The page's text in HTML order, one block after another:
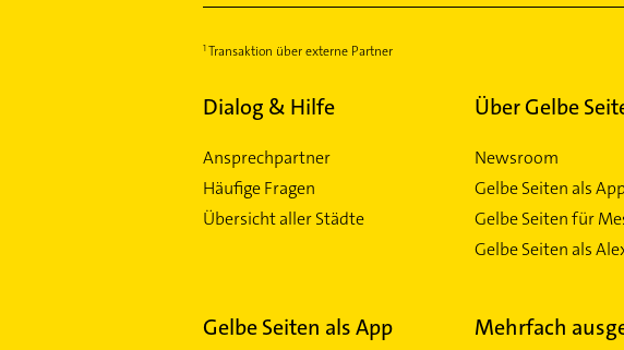
Transaktion über externe Partner
Dialog & Hilfe
Ansprechpartner
Häufige Fragen
Übersicht aller Städte
Über Gelbe
Newsroom
Gelbe Seiten als
Gelbe Seiten für
Gelbe Seiten als
Gelbe Seiten als App Mehrfach